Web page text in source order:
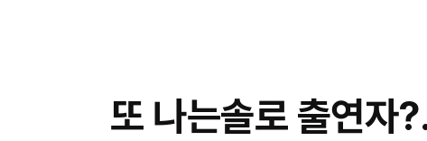
또 나는솔로 출연